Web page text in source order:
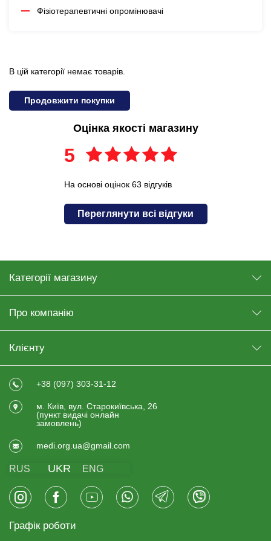
Фізіотерапевтичні опромінювачі
В цій категорії немає товарів.
Продовжити покупки
Оцінка якості магазину
5
На основі оцінок 63 відгуків
Переглянути всі відгуки
Категорії магазину
Про компанію
Клієнту
+38 (097) 303-31-12
м. Київ, вул. Старокиївська, 26
(пункт видачi онлайн
замовлень)
medi.org.ua@gmail.com
RUS UKR ENG
Графік роботи